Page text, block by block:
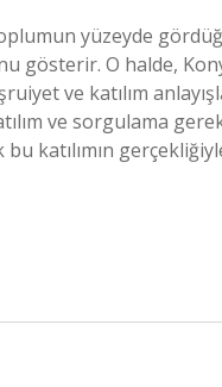
toplumun yüzeyde
gösterir. O halde,
ve katılım
ve sorgulama
katılımın